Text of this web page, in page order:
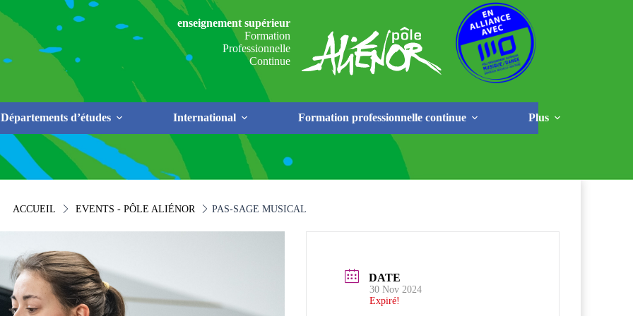
Rechercher
enseignement supérieur
Formation
Professionnelle
Continue
Départements d’études International Formation professionnelle continue Plus
ACCUEIL EVENTS - PÔLE ALIÉNOR PAS-SAGE MUSICAL
DATE
30 Nov 2024
Expiré!